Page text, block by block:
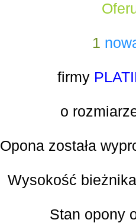
1
firmy
o
Opona została
Wysokość
Stan opony